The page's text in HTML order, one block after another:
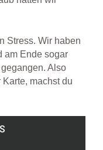
Stress. Wir haben
am Ende sogar
Also
machst du